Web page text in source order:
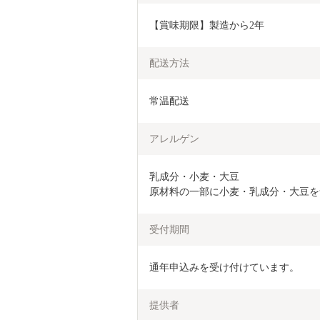
【賞味期限】製造から2年
配送方法
常温配送
アレルゲン
乳成分・小麦・大豆
原材料の一部に小麦・乳成分・大豆
受付期間
通年申込みを受け付けています。
提供者